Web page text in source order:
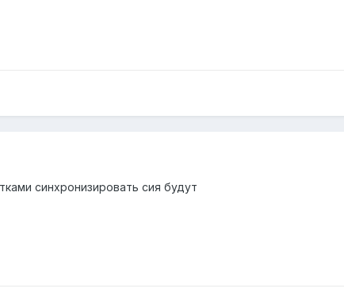
синхронизировать сия будут